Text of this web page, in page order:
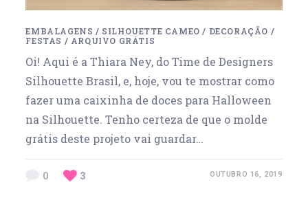
EMBALAGENS / SILHOUETTE CAMEO / DECORAÇÃO /
FESTAS / ARQUIVO GRÁTIS
Oi! Aqui é a Thiara Ney, do Time de Designers
Silhouette Brasil, e, hoje, vou te mostrar como
fazer uma caixinha de doces para Halloween
na Silhouette. Tenho certeza de que o molde
grátis deste projeto vai guardar…
0 3 OUTUBRO 16, 2019